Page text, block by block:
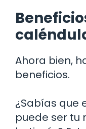
Ahora bien,
beneficios.
¿Sabías que
puede ser tu